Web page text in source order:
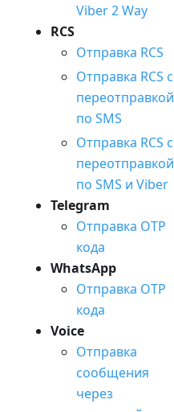
Viber 2 Way
RCS
Отправка RCS
Отправка RCS с
переотправкой
по SMS
Отправка RCS с
переотправкой
по SMS и Viber
Telegram
Отправка OTP
кода
WhatsApp
Отправка OTP
кода
Voice
Отправка
сообщения
через